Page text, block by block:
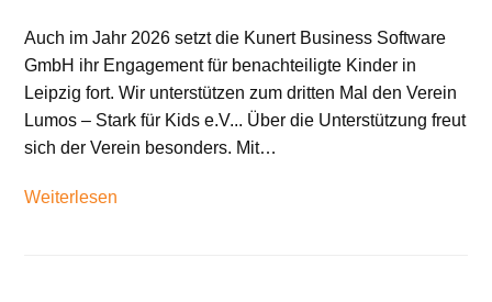
Auch im Jahr 2026 setzt die Kunert Business Software
GmbH ihr Engagement für benachteiligte Kinder in
Leipzig fort. Wir unterstützen zum dritten Mal den Verein
Lumos – Stark für Kids e.V... Über die Unterstützung freut
sich der Verein besonders. Mit…
Weiterlesen